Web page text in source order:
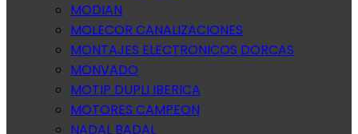
MODIAN
MOLECOR CANALIZACIONES
MONTAJES ELECTRONICOS DORCAS
MONVADO
MOTIP DUPLI IBERICA
MOTORES CAMPEON
NADAL BADAL